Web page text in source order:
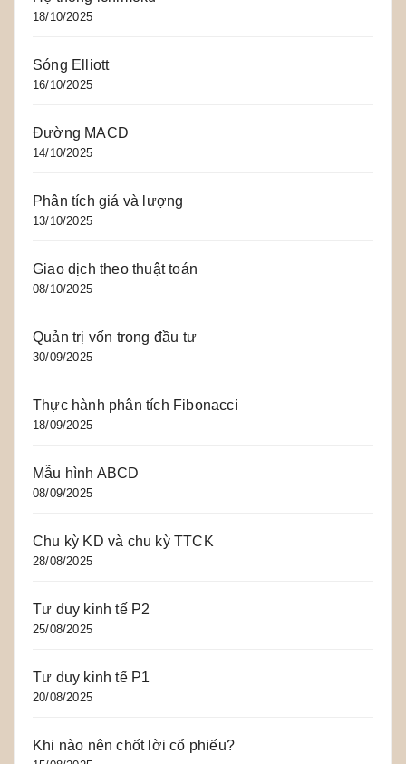
18/10/2025
Sóng Elliott
16/10/2025
Đường MACD
14/10/2025
Phân tích giá và lượng
13/10/2025
Giao dịch theo thuật toán
08/10/2025
Quản trị vốn trong đầu tư
30/09/2025
Thực hành phân tích Fibonacci
18/09/2025
Mẫu hình ABCD
08/09/2025
Chu kỳ KD và chu kỳ TTCK
28/08/2025
Tư duy kinh tế P2
25/08/2025
Tư duy kinh tế P1
20/08/2025
Khi nào nên chốt lời cổ phiếu?